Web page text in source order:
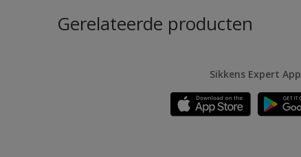
Gerelateerde producten
Sikkens Expert App